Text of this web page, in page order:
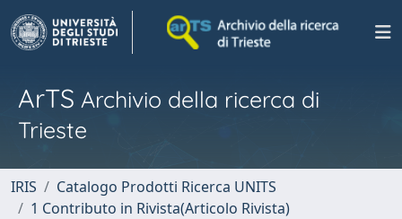
ArTS Archivio della ricerca di
Trieste
IRIS
Catalogo Prodotti Ricerca UNITS
1 Contributo in Rivista(Articolo Rivista)